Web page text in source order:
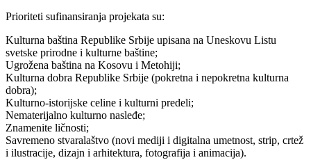
Prioriteti sufinansiranja projekata su:
Kulturna baština Republike Srbije upisana na Uneskovu Listu
svetske prirodne i kulturne baštine;
Ugrožena baština na Kosovu i Metohiji;
Kulturna dobra Republike Srbije (pokretna i nepokretna kulturna
dobra);
Kulturno-istorijske celine i kulturni predeli;
Nematerijalno kulturno nasleđe;
Znamenite ličnosti;
Savremeno stvaralaštvo (novi mediji i digitalna umetnost, strip, crtež
i ilustracije, dizajn i arhitektura, fotografija i animacija).